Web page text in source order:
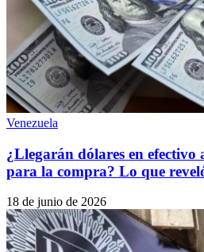
Venezuela
¿Llegarán dólares en efectivo
para la compra? Lo que
18 de junio de 2026